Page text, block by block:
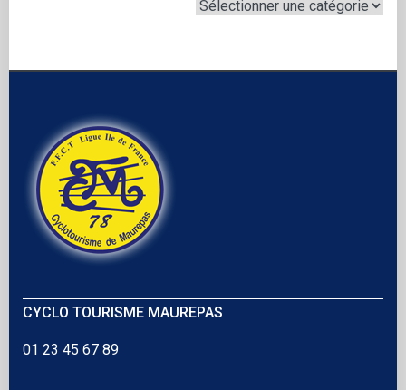
CYCLO TOURISME MAUREPAS
01 23 45 67 89